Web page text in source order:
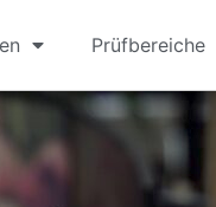
Prüfbereiche